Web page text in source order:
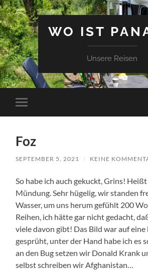
WO IST
Unsere Reisen
Mobile-
Menü
Foz
SEPTEMBER 5, 2021 / KEINE
So habe ich auch gekuckt, Grins!
Mündung. Sehr hügelig, wir standen
Wasser, um uns herum gefühlt 200
Reihen, ich hätte gar nicht gedacht,
viele davon gibt! Das Bild war auf
gesprüht, unter der Hand habe ich es
an den Bug setzen wir Donald Krank
selbst schreiben wir Afghanistan…